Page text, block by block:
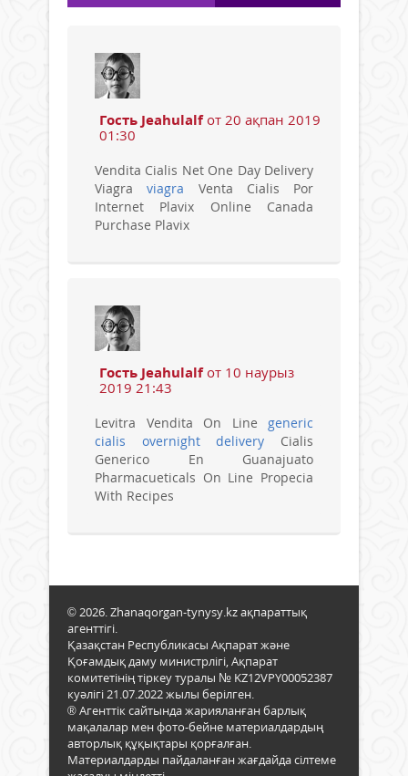
Гость Jeahulalfот 20 ақпан 2019
01:30
Vendita Cialis Net One Day Delivery
Viagraviagra Venta Cialis Por
Internet Plavix Online Canada
Purchase Plavix
Гость Jeahulalfот 10 наурыз
2019 21:43
Levitra Vendita On Line generic
cialis overnight delivery Cialis
Generico En Guanajuato
Pharmacueticals On Line Propecia
With Recipes
© 2026. Zhanaqorgan-tynysy.kz ақпараттық
агенттігі.
Қазақстан Республикасы Ақпарат және
Қоғамдық даму министрлігі, Ақпарат
комитетінің тіркеу туралы № KZ12VPY00052387
куәлігі 21.07.2022 жылы берілген.
® Агенттік сайтында жарияланған барлық
мақалалар мен фото-бейне материалдардың
авторлық құқықтары қорғалған.
Материалдарды пайдаланған жағдайда сілтеме